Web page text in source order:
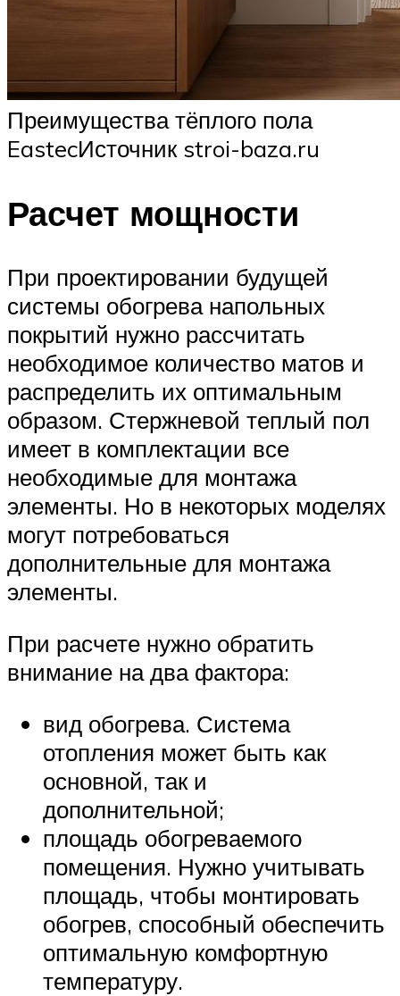
Преимущества тёплого пола
EastecИсточник stroi-baza.ru
Расчет мощности
При проектировании будущей
системы обогрева напольных
покрытий нужно рассчитать
необходимое количество матов и
распределить их оптимальным
образом. Стержневой теплый пол
имеет в комплектации все
необходимые для монтажа
элементы. Но в некоторых моделях
могут потребоваться
дополнительные для монтажа
элементы.
При расчете нужно обратить
внимание на два фактора:
вид обогрева. Система
отопления может быть как
основной, так и
дополнительной;
площадь обогреваемого
помещения. Нужно учитывать
площадь, чтобы монтировать
обогрев, способный обеспечить
оптимальную комфортную
температуру.